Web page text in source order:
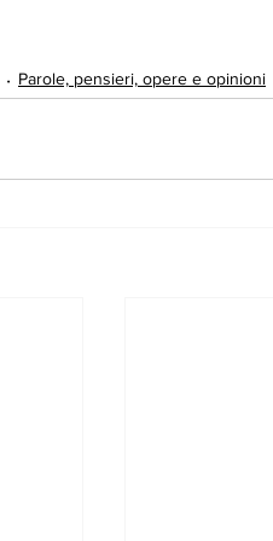
Parole, pensieri, opere e opinioni